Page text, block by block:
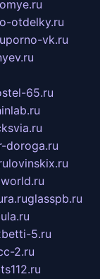
otdelky.ru
porno-vk.ru
65.ru
doroga.ru
lovinskix.ru
glasspb.ru
5.ru
2.ru